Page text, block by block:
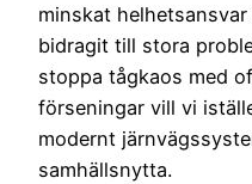
minskat
bidragit till stora
stoppa tågkaos med
förseningar vill vi
modernt
samhällsnytta.